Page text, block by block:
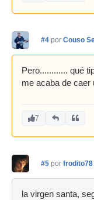
#4 por Couso
Pero............ qué
me acaba de caer
7
#5 por frodito78
la virgen santa,